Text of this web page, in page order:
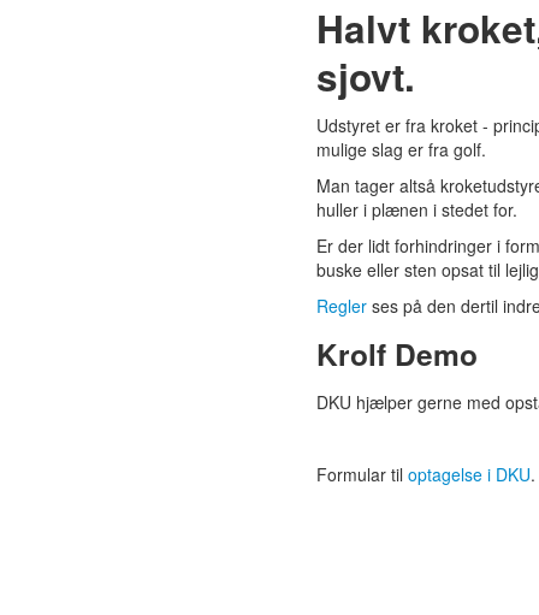
Halvt
sjovt.
Udstyret er fra kroket -
mulige slag er fra golf.
Man tager altså
huller i plænen i stedet for.
Er der lidt forhindringer i
buske eller sten opsat til
Regler ses på den dertil
Krolf Demo
DKU hjælper gerne med
Formular tiloptagelse i DKU.